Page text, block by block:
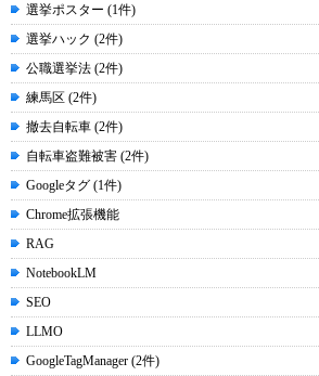
選挙ポスター (1件)
選挙ハック (2件)
公職選挙法 (2件)
練馬区 (2件)
撤去自転車 (2件)
自転車盗難被害 (2件)
Googleタグ (1件)
Chrome拡張機能
RAG
NotebookLM
SEO
LLMO
GoogleTagManager (2件)